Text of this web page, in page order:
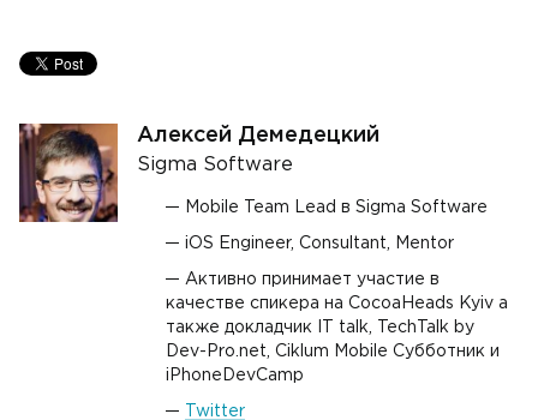
Алексей Демедецкий
Sigma Software
Mobile Team Lead в Sigma Software
iOS Engineer, Consultant, Mentor
Активно принимает участие в
качестве спикера на CocoaHeads Kyiv а
также докладчик IT talk, TechTalk by
Dev-Pro.net, Ciklum Mobile Субботник и
iPhoneDevCamp
Twitter